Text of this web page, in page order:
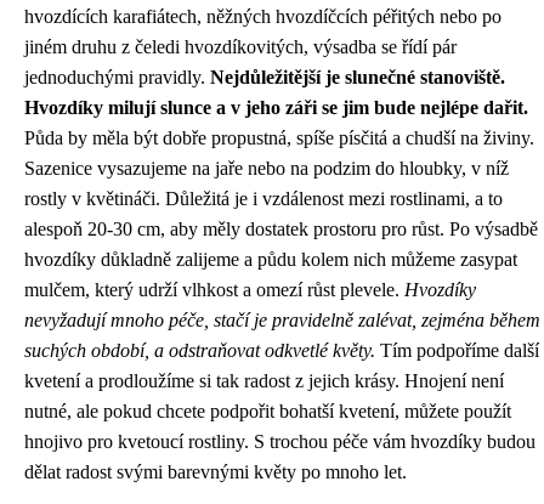
hvozdících karafiátech, něžných hvozdíčcích péřitých nebo po
jiném druhu z čeledi hvozdíkovitých, výsadba se řídí pár
jednoduchými pravidly. Nejdůležitější je slunečné stanoviště.
Hvozdíky milují slunce a v jeho záři se jim bude nejlépe dařit.
Půda by měla být dobře propustná, spíše písčitá a chudší na živiny.
Sazenice vysazujeme na jaře nebo na podzim do hloubky, v níž
rostly v květináči. Důležitá je i vzdálenost mezi rostlinami, a to
alespoň 20-30 cm, aby měly dostatek prostoru pro růst. Po výsadbě
hvozdíky důkladně zalijeme a půdu kolem nich můžeme zasypat
mulčem, který udrží vlhkost a omezí růst plevele. Hvozdíky
nevyžadují mnoho péče, stačí je pravidelně zalévat, zejména během
suchých období, a odstraňovat odkvetlé květy. Tím podpoříme další
kvetení a prodloužíme si tak radost z jejich krásy. Hnojení není
nutné, ale pokud chcete podpořit bohatší kvetení, můžete použít
hnojivo pro kvetoucí rostliny. S trochou péče vám hvozdíky budou
dělat radost svými barevnými květy po mnoho let.